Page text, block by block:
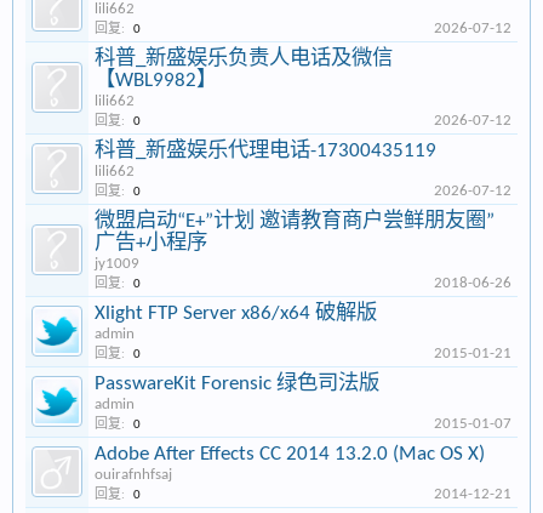
lili662
回复: 0 2026-07-12
科普_新盛娱乐负责人电话及微信
【WBL9982】
lili662
回复: 0 2026-07-12
科普_新盛娱乐代理电话-17300435119
lili662
回复: 0 2026-07-12
微盟启动“E+”计划 邀请教育商户尝鲜朋友圈”
广告+小程序
jy1009
回复: 0 2018-06-26
Xlight FTP Server x86/x64 破解版
admin
回复: 0 2015-01-21
PasswareKit Forensic 绿色司法版
admin
回复: 0 2015-01-07
Adobe After Effects CC 2014 13.2.0 (Mac OS X)
ouirafnhfsaj
回复: 0 2014-12-21